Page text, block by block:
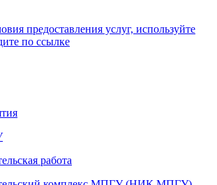
предоставления услуг, используйте
по ссылке
работа